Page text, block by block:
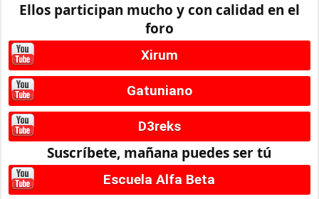
Ellos participan mucho y con calidad en el
foro
Xirum
Gatuniano
D3reks
Suscríbete, mañana puedes ser tú
Escuela Alfa Beta